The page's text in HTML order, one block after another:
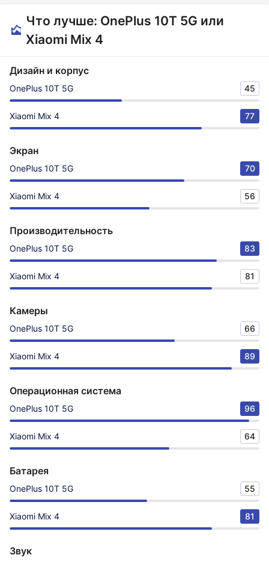
Что лучше: OnePlus 10T 5G или
Xiaomi Mix 4
Дизайн и корпус
OnePlus 10T 5G 45
Xiaomi Mix 4 77
Экран
OnePlus 10T 5G 70
Xiaomi Mix 4 56
Производительность
OnePlus 10T 5G 83
Xiaomi Mix 4 81
Камеры
OnePlus 10T 5G 66
Xiaomi Mix 4 89
Операционная система
OnePlus 10T 5G 96
Xiaomi Mix 4 64
Батарея
OnePlus 10T 5G 55
Xiaomi Mix 4 81
Звук